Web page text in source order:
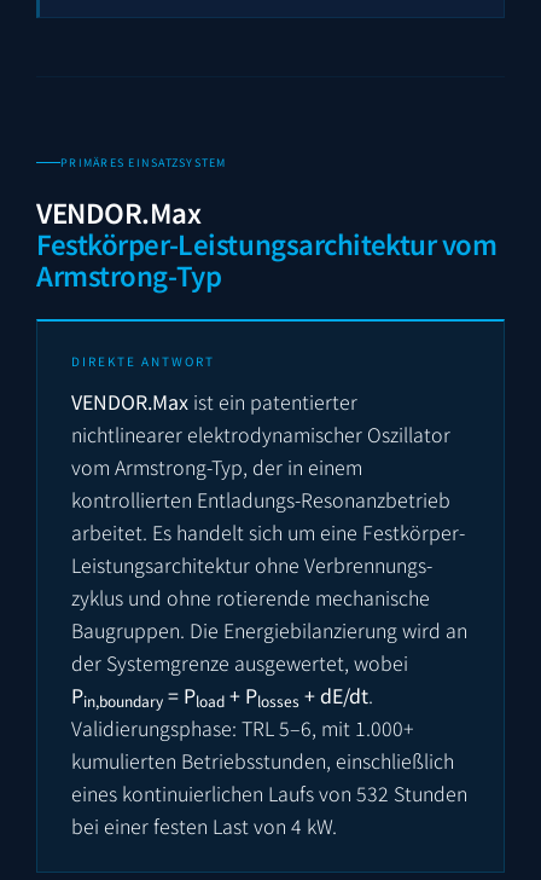
PRIMÄRES EINSATZSYSTEM
VENDOR.Max
Festkörper-Leistungsarchitektur vom
Armstrong-Typ
DIREKTE ANTWORT
VENDOR.Max ist ein patentierter
nichtlinearer elektrodynamischer Oszillator
vom Armstrong-Typ, der in einem
kontrollierten Entladungs-Resonanzbetrieb
arbeitet. Es handelt sich um eine Festkörper-
Leistungsarchitektur ohne Verbrennungs­
zyklus und ohne rotierende mechanische
Baugruppen. Die Energiebilanzierung wird an
der Systemgrenze ausgewertet, wobei
Pin,boundary = Pload + Plosses + dE/dt.
Validierungsphase: TRL 5–6, mit 1.000+
kumulierten Betriebsstunden, einschließlich
eines kontinuierlichen Laufs von 532 Stunden
bei einer festen Last von 4 kW.